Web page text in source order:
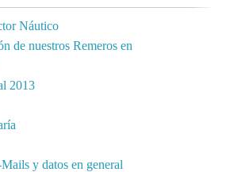
Náutico
de nuestros Remeros en
2013
y datos en general